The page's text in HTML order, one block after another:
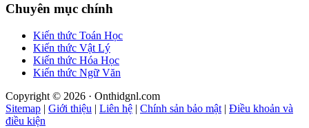
Chuyên mục chính
Kiến thức Toán Học
Kiến thức Vật Lý
Kiến thức Hóa Học
Kiến thức Ngữ Văn
Copyright © 2026 · Onthidgnl.com
Sitemap | Giới thiệu | Liên hệ | Chính sản bảo mật | Điều khoản và
điều kiện